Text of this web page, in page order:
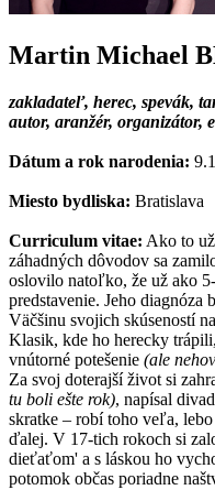
Martin Michael
zakladateľ, herec, spevák,
autor, aranžér, organizátor,
Dátum a rok narodenia:
Miesto bydliska: Bratislava
Curriculum vitae: Ako to
záhadných dôvodov sa
oslovilo natoľko, že už ako
predstavenie. Jeho diagnóza
Väčšinu svojich skúseností
Klasik, kde ho herecky
vnútorné potešenie (ale
Za svoj doterajší život si
tu boli ešte rok), napísal
skratke – robí toho veľa,
ďalej. V 17-tich rokoch si
dieťaťom' a s láskou ho
potomok občas poriadne